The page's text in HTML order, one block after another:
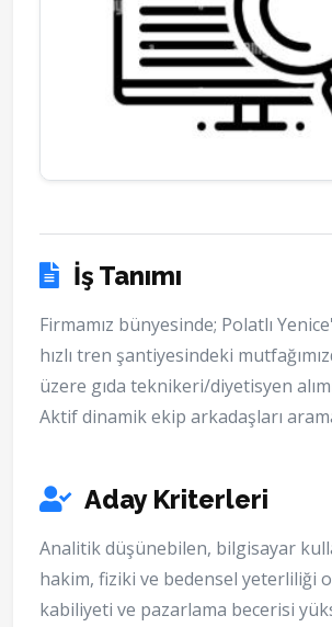
İş Tanımı
Firmamız bünyesinde; Polatlı
hızlı tren şantiyesindeki
üzere gıda teknikeri/diyetisyen
Aktif dinamik ekip arkadaşları
Aday Kriterleri
Analitik düşünebilen, bilgisayar
hakim, fiziki ve bedensel yeterliliği
kabiliyeti ve pazarlama becerisi